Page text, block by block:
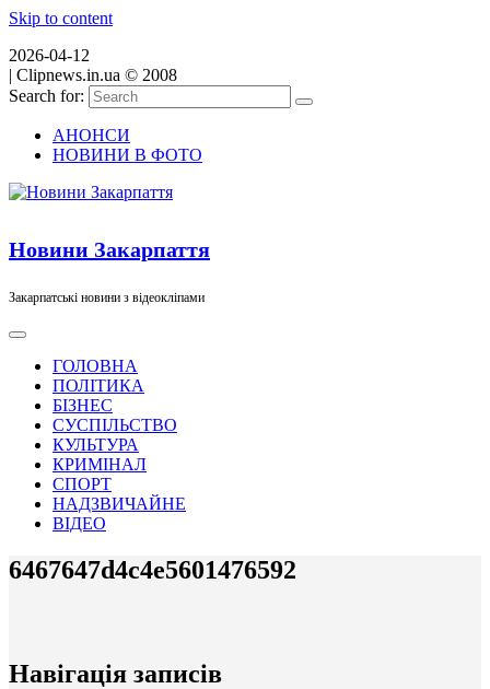
Skip to content
2026-04-12
| Clipnews.in.ua © 2008
Search for:
АНОНСИ
НОВИНИ В ФОТО
Новини Закарпаття
Закарпатські новини з відеокліпами
ГОЛОВНА
ПОЛІТИКА
БІЗНЕС
СУСПІЛЬСТВО
КУЛЬТУРА
КРИМІНАЛ
СПОРТ
НАДЗВИЧАЙНЕ
ВІДЕО
6467647d4c4e5601476592
Навігація записів